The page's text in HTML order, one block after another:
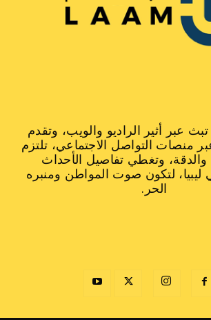
عبر أثير الراديو والويب، وتقدم
منصات التواصل الاجتماعي، تلتزم
والدقة، وتغطي تفاصيل الأحداث
لتكون صوت المواطن ومنبره
الحر.